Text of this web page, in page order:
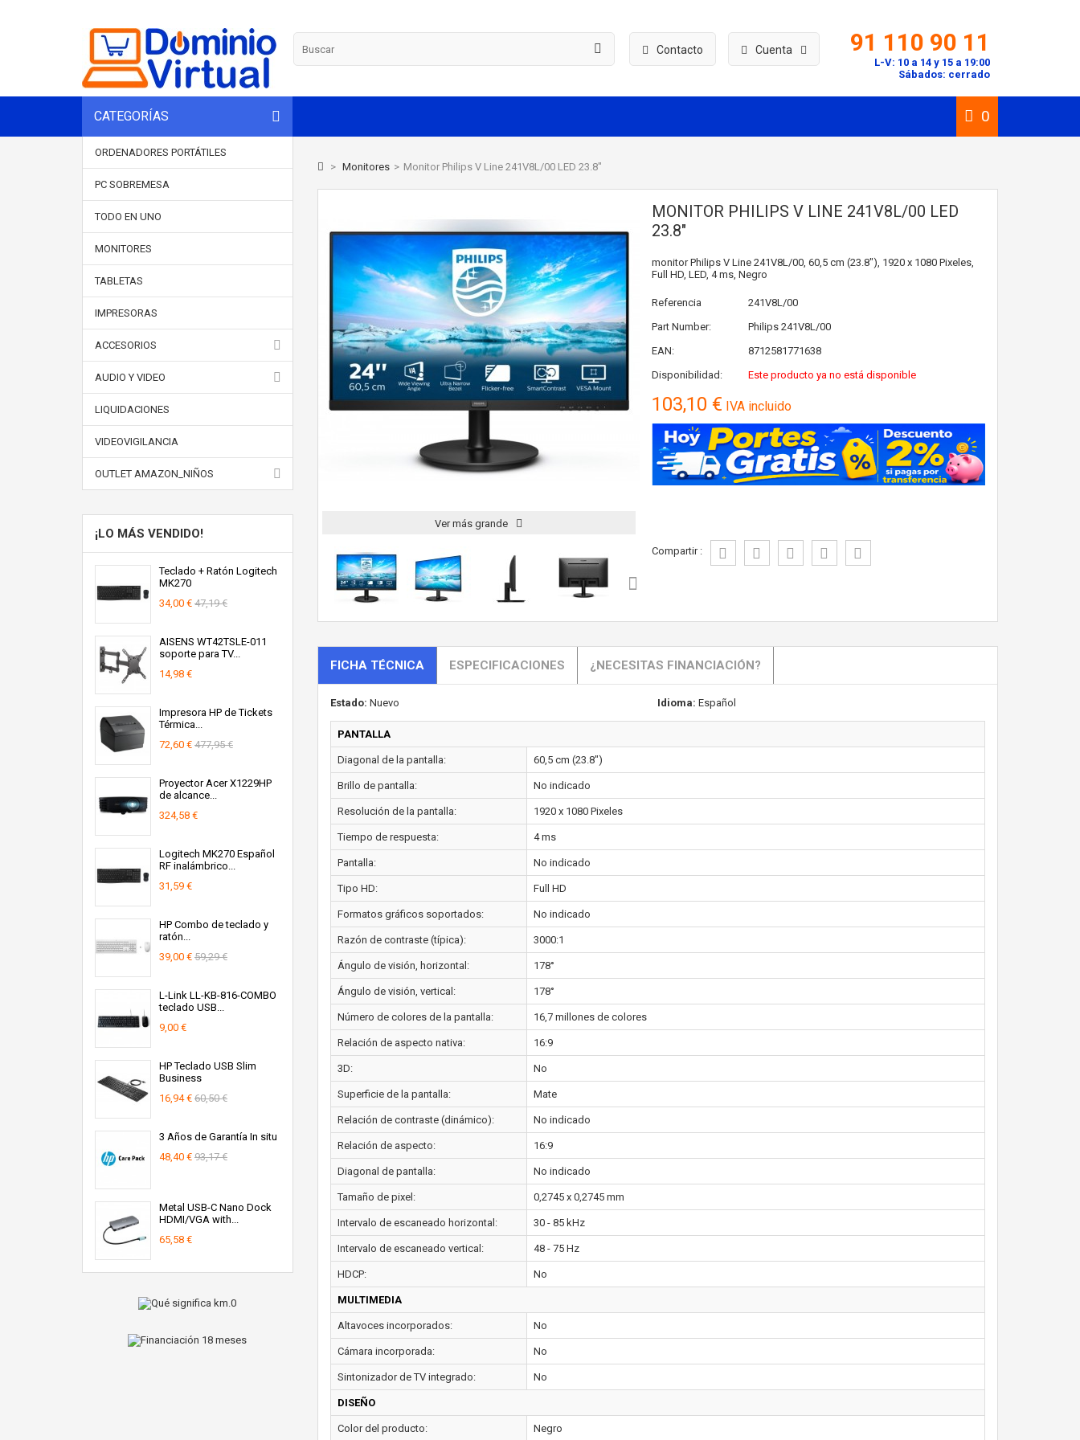
Cuenta
Contacto 91 110 90 11
L-V: 10 a 14 y 15 a 19:00
Sábados: cerrado
CATEGORÍAS 0
ORDENADORES PORTÁTILES
PC SOBREMESA
TODO EN UNO
MONITORES
TABLETAS
IMPRESORAS
ACCESORIOS
AUDIO Y VIDEO
LIQUIDACIONES
VIDEOVIGILANCIA
OUTLET AMAZON_NIÑOS
¡LO MÁS VENDIDO!
Teclado + Ratón Logitech
MK270
34,00 € 47,19 €
AISENS WT42TSLE-011
soporte para TV...
14,98 €
Impresora HP de Tickets
Térmica...
72,60 € 477,95 €
Proyector Acer X1229HP
de alcance...
324,58 €
Logitech MK270 Español
RF inalámbrico...
31,59 €
HP Combo de teclado y
ratón...
39,00 € 59,29 €
L-Link LL-KB-816-COMBO
teclado USB...
9,00 €
HP Teclado USB Slim
Business
16,94 € 60,50 €
3 Años de Garantía In situ
48,40 € 93,17 €
Metal USB-C Nano Dock
HDMI/VGA with...
65,58 €
> Monitores > Monitor Philips V Line 241V8L/00 LED 23.8"
Ver más grande
MONITOR PHILIPS V LINE 241V8L/00 LED
23.8"
monitor Philips V Line 241V8L/00, 60,5 cm (23.8"), 1920 x 1080 Pixeles,
Full HD, LED, 4 ms, Negro
Referencia
241V8L/00
Part Number:
Philips 241V8L/00
EAN:
8712581771638
Disponibilidad:
Este producto ya no está disponible
103,10 € IVA incluido
Compartir :
FICHA TÉCNICA ESPECIFICACIONES ¿NECESITAS FINANCIACIÓN?
Estado: Nuevo Idioma: Español
PANTALLA
Diagonal de la pantalla: 60,5 cm (23.8")
Brillo de pantalla: No indicado
Resolución de la pantalla: 1920 x 1080 Pixeles
Tiempo de respuesta: 4 ms
Pantalla: No indicado
Tipo HD: Full HD
Formatos gráficos soportados: No indicado
Razón de contraste (típica): 3000:1
Ángulo de visión, horizontal: 178°
Ángulo de visión, vertical: 178°
Número de colores de la pantalla: 16,7 millones de colores
Relación de aspecto nativa: 16:9
3D: No
Superficie de la pantalla: Mate
Relación de contraste (dinámico): No indicado
Relación de aspecto: 16:9
Diagonal de pantalla: No indicado
Tamaño de pixel: 0,2745 x 0,2745 mm
Intervalo de escaneado horizontal: 30 - 85 kHz
Intervalo de escaneado vertical: 48 - 75 Hz
HDCP: No
MULTIMEDIA
Altavoces incorporados: No
Cámara incorporada: No
Sintonizador de TV integrado: No
DISEÑO
Color del producto: Negro